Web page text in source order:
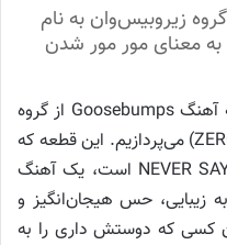
زیروبیس‌وان به نام
در این مطلب به سراغ متن و ترجمه آهنگ Goosebumps از گروه
پرطرفدار زیروبیس‌وان (ZEROBASEONE) می‌پردازیم. این قطعه که
از آلبوم جدید گروه با نام NEVER SAY NEVER است، یک آهنگ
زیبایی، حس هیجان‌انگیز و
کسی که دوستش داری را به